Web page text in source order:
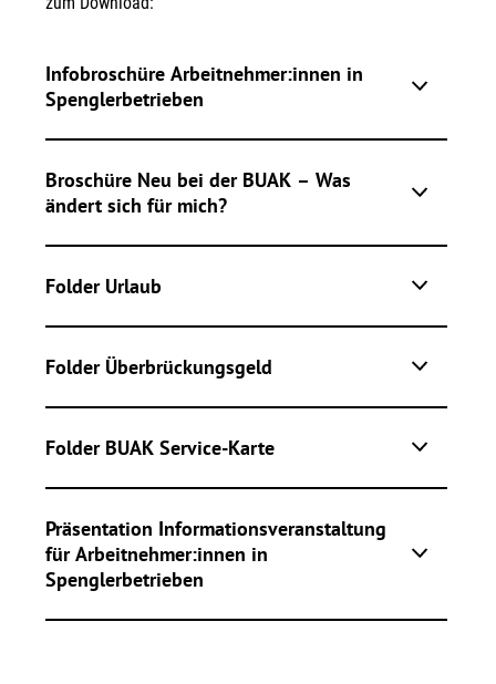
Infobroschüre Arbeitnehmer:innen in
Spenglerbetrieben
Broschüre Neu bei der BUAK – Was
ändert sich für mich?
Folder Urlaub
Folder Überbrückungsgeld
Folder BUAK Service-Karte
Präsentation Informationsveranstaltung
für Arbeitnehmer:innen in
Spenglerbetrieben